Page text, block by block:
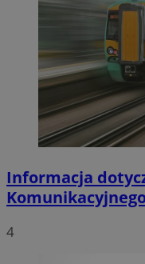
Informacja
4